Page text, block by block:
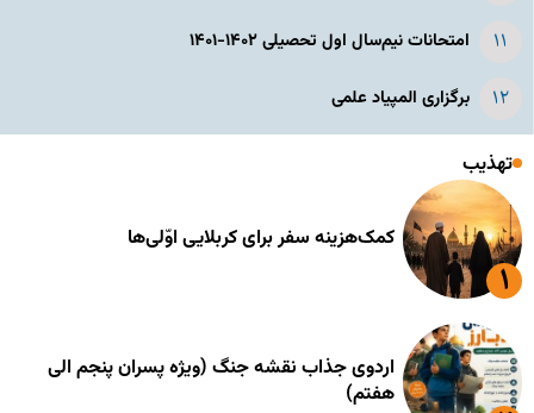
امتحانات نیم‌سال اول تحصیلی ۱۴۰۲-۱۴۰۱
برگزاری المپیاد علمی
تهذیب
کمک‌هزینه سفر برای کربلایی اوّلی‌ها
اردوی جذاب نقشه جنگ (ویژه پسران پنجم الی
هفتم)